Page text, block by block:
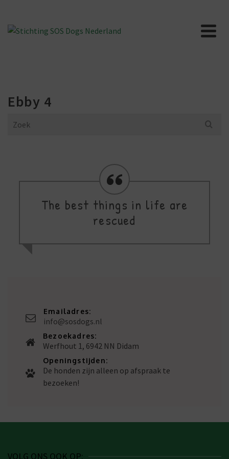
Ebby 4
Search
The best things in life are
rescued
Emailadres:
info@sosdogs.nl
Bezoekadres:
Werfhout 1, 6942 NN Didam
Openingstijden:
De honden zijn alleen op afspraak te
bezoeken!
VOLG ONS OOK OP: